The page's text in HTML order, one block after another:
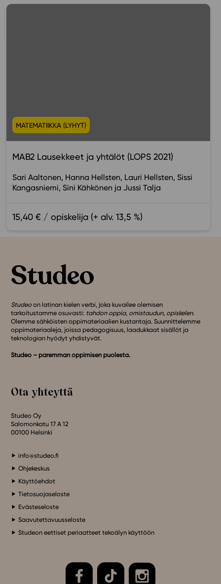
MATEMATIIKKA (LYHYT)
MAB2 Lausekkeet ja yhtälöt (LOPS 2021)
Sari Aaltonen Hanna Hellsten Lauri Hellsten Sissi
Kangasniemi Sini Kähkönen Jussi Talja
15,40 € / opiskelija (+ alv. 13,5 %)
Studeo on latinan kielen verbi, joka kuvailee olemisen
tarkoitustamme osuvasti: tahdon oppia, omistaudun, opiskelen.
Olemme sähköisten oppimateriaalien kustantaja. Suunnittelemme
oppimateriaaleja, joissa pedagogisuus, laadukkaat sisällöt ja
teknologian hyödyt yhdistyvät.
Studeo – paremman oppimisen puolesta.
Ota yhteyttä
Studeo Oy
Salomonkatu 17 A 12
00100 Helsinki
info@studeo.fi
Ohjekeskus
Käyttöehdot
Tietosuojaseloste
Evästeseloste
Saavutettavuusseloste
Studeon eettiset periaatteet tekoälyn käyttöön